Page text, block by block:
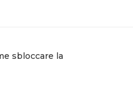
sbloccare la